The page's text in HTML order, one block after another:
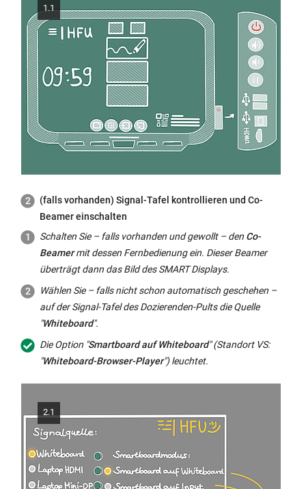
1.1
(falls vorhanden) Signal-Tafel kontrollieren und Co-
Beamereinschalten
Schalten Sie – falls vorhanden und gewollt – den Co-
Beamermit dessen Fernbedienung ein. Dieser Beamer
überträgt dann das Bild des SMART Displays.
Wählen Sie – falls nicht schon automatisch geschehen –
auf der Signal-Tafel des Dozierenden-Pults die Quelle
"Whiteboard".
Die Option "SmartboardaufWhiteboard" (Standort VS:
"Whiteboard-Browser-Player") leuchtet.
2.1